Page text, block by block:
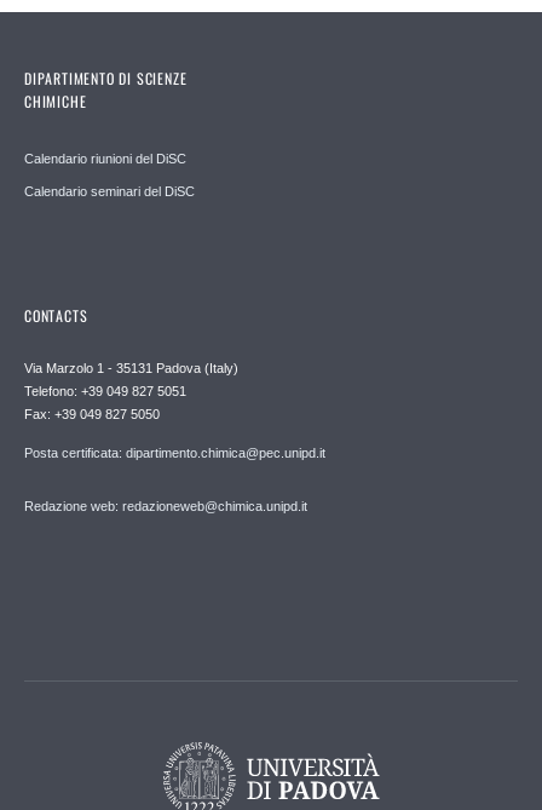
DIPARTIMENTO DI SCIENZE
CHIMICHE
Calendario riunioni del DiSC
Calendario seminari del DiSC
CONTACTS
Via Marzolo 1 - 35131 Padova (Italy)
Telefono: +39 049 827 5051
Fax: +39 049 827 5050
Posta certificata: dipartimento.chimica@pec.unipd.it
Redazione web: redazioneweb@chimica.unipd.it